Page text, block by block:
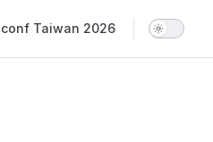
Taiwan 2026